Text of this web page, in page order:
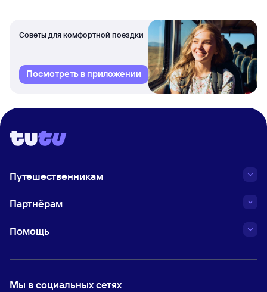
Советы для комфортной поездки
Посмотреть в приложении
Путешественникам
Партнёрам
Помощь
Мы в социальных сетях